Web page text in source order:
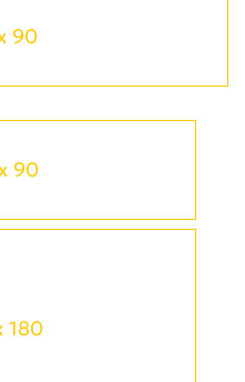
90
180
90